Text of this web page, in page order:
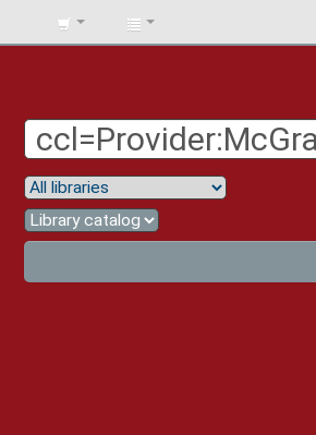
BIBLIOTECA